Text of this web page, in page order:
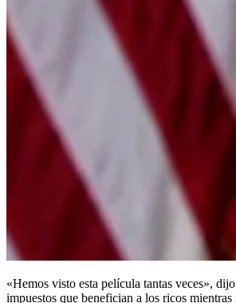
«Hemos visto esta película tantas veces»,
impuestos que benefician a los ricos